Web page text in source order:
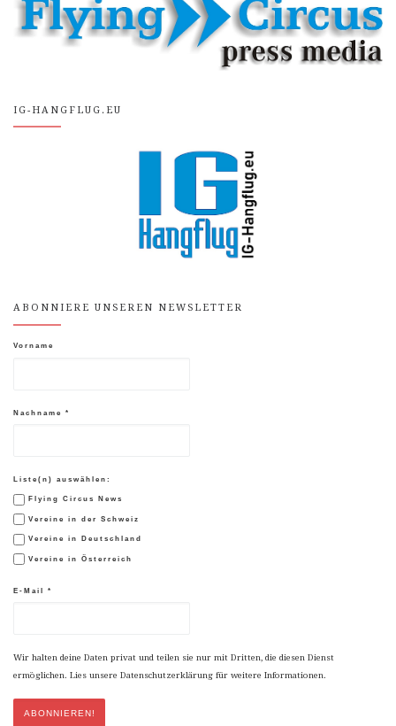
IG-HANGFLUG.EU
ABONNIERE UNSEREN NEWSLETTER
Vorname
Nachname *
Liste(n) auswählen:
Flying Circus News
Vereine in der Schweiz
Vereine in Deutschland
Vereine in Österreich
E-Mail *
Wir halten deine Daten privat und teilen sie nur mit Dritten, die diesen Dienst
ermöglichen. Lies unsere Datenschutzerklärung für weitere Informationen.